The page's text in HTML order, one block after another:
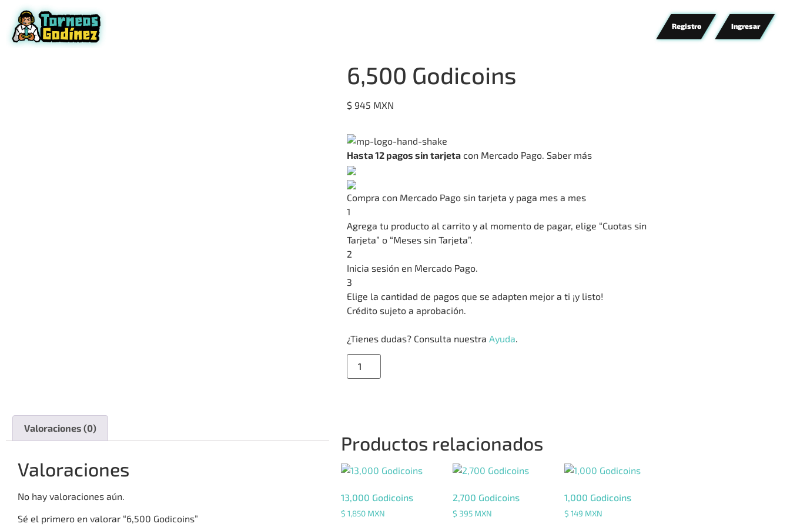
Registro Ingresar
6,500 Godicoins
$ 945 MXN
Hasta 12 pagos sin tarjeta con Mercado Pago. Saber más
Compra con Mercado Pago sin tarjeta y paga mes a mes
1
Agrega tu producto al carrito y al momento de pagar, elige “Cuotas sin
Tarjeta” o “Meses sin Tarjeta”.
2
Inicia sesión en Mercado Pago.
3
Elige la cantidad de pagos que se adapten mejor a ti ¡y listo!
Crédito sujeto a aprobación.
¿Tienes dudas? Consulta nuestra Ayuda
Valoraciones (0)
Valoraciones
No hay valoraciones aún.
Sé el primero en valorar “6,500 Godicoins”
Productos relacionados
13,000 Godicoins
$ 1,850 MXN
2,700 Godicoins
$ 395 MXN
1,000 Godicoins
$ 149 MXN